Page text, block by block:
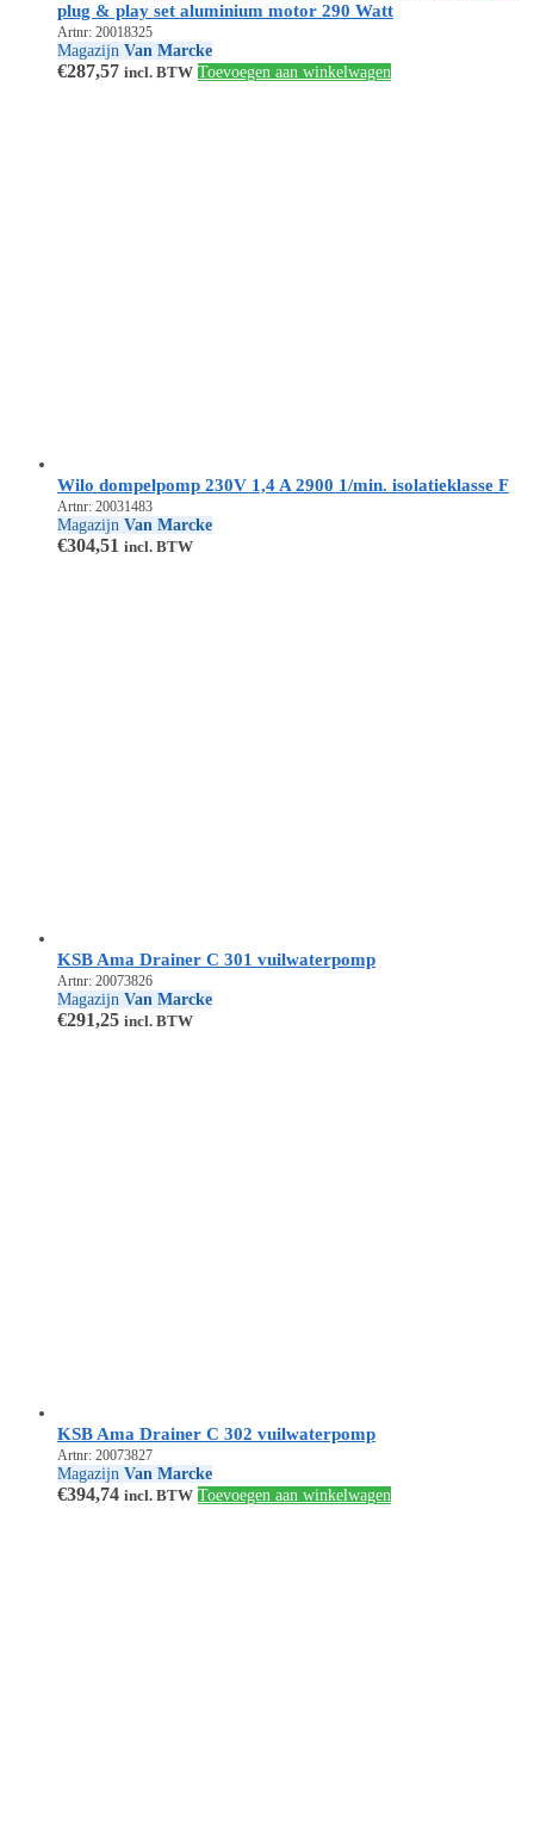
plug & play set aluminium motor 290 Watt
Artnr: 20018325
Magazijn Van Marcke
€287,57 incl. BTW Toevoegen aan winkelwagen
Wilo dompelpomp 230V 1,4 A 2900 1/min. isolatieklasse F
Artnr: 20031483
Magazijn Van Marcke
€304,51 incl. BTW
KSB Ama Drainer C 301 vuilwaterpomp
Artnr: 20073826
Magazijn Van Marcke
€291,25 incl. BTW
KSB Ama Drainer C 302 vuilwaterpomp
Artnr: 20073827
Magazijn Van Marcke
€394,74 incl. BTW Toevoegen aan winkelwagen